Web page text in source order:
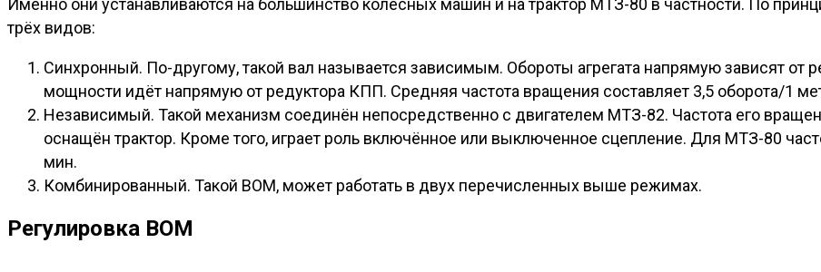
Именно они устанавливаются на большинство колёсных машин и на трактор МТЗ-80 в частности. По
трёх видов:
Синхронный. По-другому, такой вал называется зависимым. Обороты агрегата напрямую зависят от
мощности идёт напрямую от редуктора КПП. Средняя частота вращения составляет 3,5 оборота/1
Независимый. Такой механизм соединён непосредственно с двигателем МТЗ-82. Частота его
оснащён трактор. Кроме того, играет роль включённое или выключенное сцепление. Для МТЗ-80
мин.
Комбинированный. Такой ВОМ, может работать в двух перечисленных выше режимах.
Регулировка ВОМ